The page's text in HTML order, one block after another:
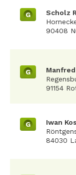
G
Scholz
90408
G
91154
G
Iwan
84030